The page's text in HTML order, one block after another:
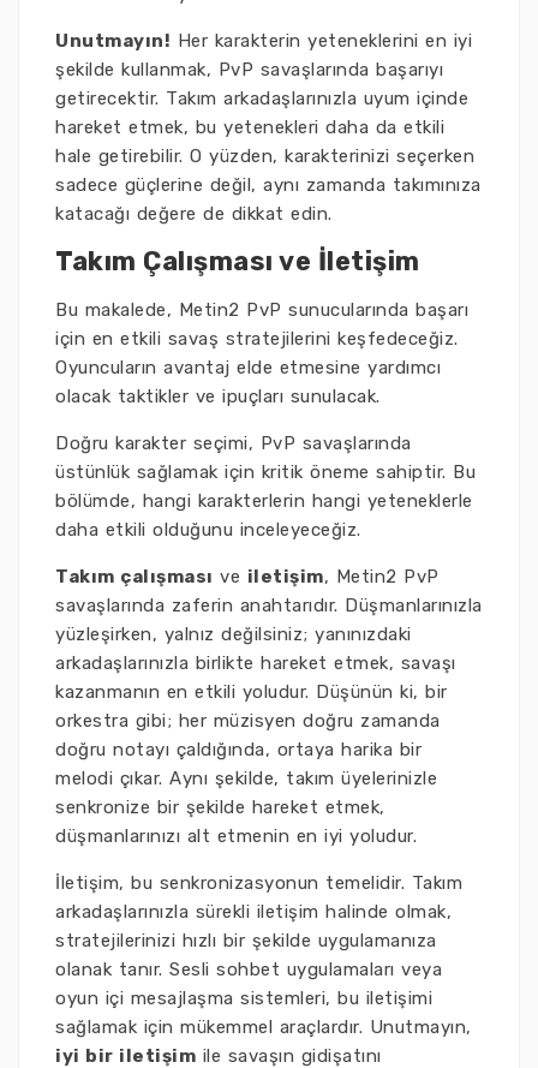
Unutmayın! Her karakterin yeteneklerini en iyi
şekilde kullanmak, PvP savaşlarında başarıyı
getirecektir. Takım arkadaşlarınızla uyum içinde
hareket etmek, bu yetenekleri daha da etkili
hale getirebilir. O yüzden, karakterinizi seçerken
sadece güçlerine değil, aynı zamanda takımınıza
katacağı değere de dikkat edin.
Takım Çalışması ve İletişim
Bu makalede, Metin2 PvP sunucularında başarı
için en etkili savaş stratejilerini keşfedeceğiz.
Oyuncuların avantaj elde etmesine yardımcı
olacak taktikler ve ipuçları sunulacak.
Doğru karakter seçimi, PvP savaşlarında
üstünlük sağlamak için kritik öneme sahiptir. Bu
bölümde, hangi karakterlerin hangi yeteneklerle
daha etkili olduğunu inceleyeceğiz.
Takım çalışması ve iletişim, Metin2 PvP
savaşlarında zaferin anahtarıdır. Düşmanlarınızla
yüzleşirken, yalnız değilsiniz; yanınızdaki
arkadaşlarınızla birlikte hareket etmek, savaşı
kazanmanın en etkili yoludur. Düşünün ki, bir
orkestra gibi; her müzisyen doğru zamanda
doğru notayı çaldığında, ortaya harika bir
melodi çıkar. Aynı şekilde, takım üyelerinizle
senkronize bir şekilde hareket etmek,
düşmanlarınızı alt etmenin en iyi yoludur.
İletişim, bu senkronizasyonun temelidir. Takım
arkadaşlarınızla sürekli iletişim halinde olmak,
stratejilerinizi hızlı bir şekilde uygulamanıza
olanak tanır. Sesli sohbet uygulamaları veya
oyun içi mesajlaşma sistemleri, bu iletişimi
sağlamak için mükemmel araçlardır. Unutmayın,
iyi bir iletişim ile savaşın gidişatını